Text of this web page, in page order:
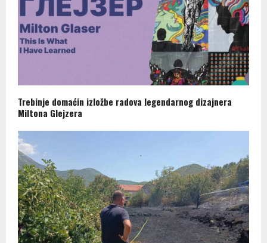
Trebinje domaćin izložbe radova legendarnog dizajnera
Miltona Glejzera